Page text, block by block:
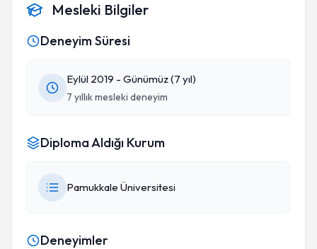
Mesleki Bilgiler
Deneyim Süresi
Eylül 2019 - Günümüz (7 yıl)
7 yıllık mesleki deneyim
Diploma Aldığı Kurum
Pamukkale Üniversitesi
Deneyimler